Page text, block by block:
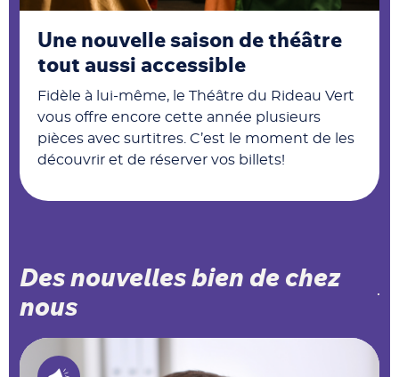
Une nouvelle saison de théâtre
tout aussi accessible
Fidèle à lui-même, le Théâtre du Rideau Vert
vous offre encore cette année plusieurs
pièces avec surtitres. C’est le moment de les
découvrir et de réserver vos billets!
Des nouvelles bien de chez
nous